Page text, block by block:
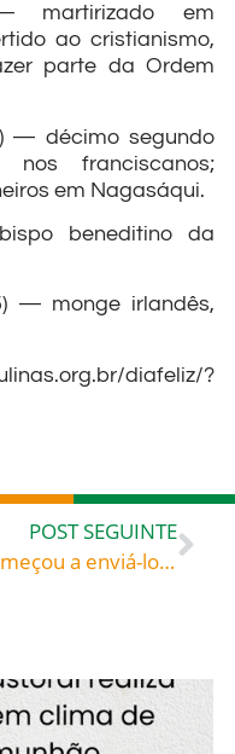
martirizado em
ao cristianismo,
parte da Ordem
— décimo segundo
franciscanos;
em Nagasáqui.
beneditino da
— monge irlandês,
diafeliz/?
POST SEGUINTE
«Começou a enviá-los dois a dois» – Tomás de Celano (c. 1190-c. 1260), biógrafo de São Francisco e de Santa Clara